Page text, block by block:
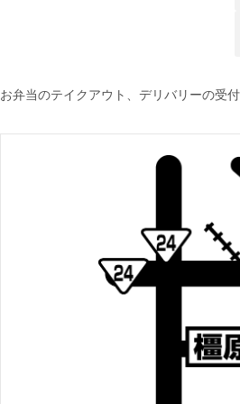
お弁当のテイクアウト、デリバリーの受